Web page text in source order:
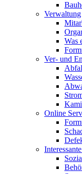
Verwaltung
Was
Ver- und
Online